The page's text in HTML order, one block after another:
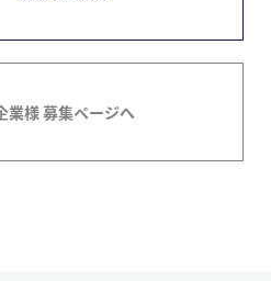
業様 募集ページへ